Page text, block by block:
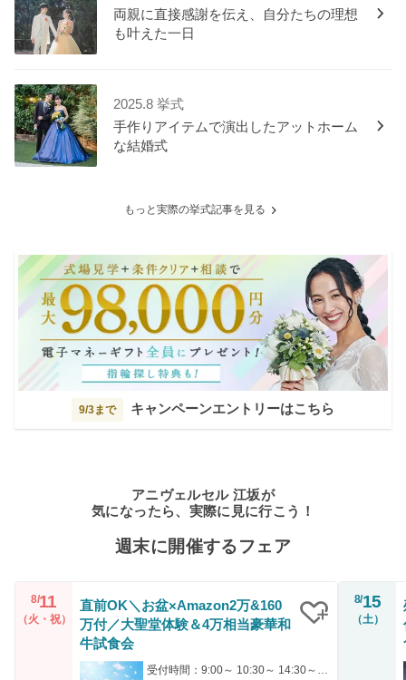
両親に直接感謝を伝え、自分たちの理想
も叶えた一日
2025.8 挙式
手作りアイテムで演出したアットホーム
な結婚式
もっと実際の挙式記事を見る
9/3まで キャンペーンエントリーはこちら
アニヴェルセル 江坂が
気になったら、実際に見に行こう！
週末に開催するフェア
8/11
（火・祝）
直前OK＼お盆×Amazon2万&160
万付／大聖堂体験＆4万相当豪華和
牛試食会
8/15
（土）